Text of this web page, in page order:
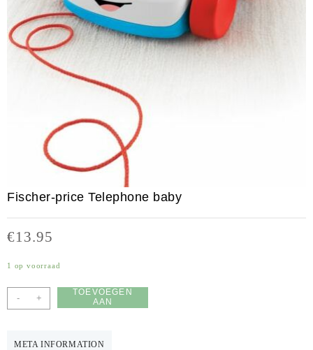
Fischer-price Telephone baby
€13.95
1 op voorraad
- +
TOEVOEGEN
AAN
WINKELWAGEN
META INFORMATION